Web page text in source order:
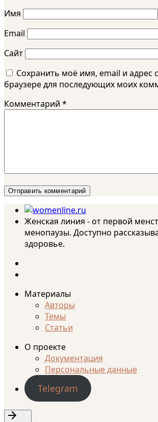
Имя
Email
Сайт
Сохранить моё имя, email и адрес
браузере для последующих моих
Комментарий *
Женская линия - от первой
менопаузы. Доступно
здоровье.
Материалы
Авторы
Темы
Статьи
О проекте
Документация
Персональные данные
Telegram